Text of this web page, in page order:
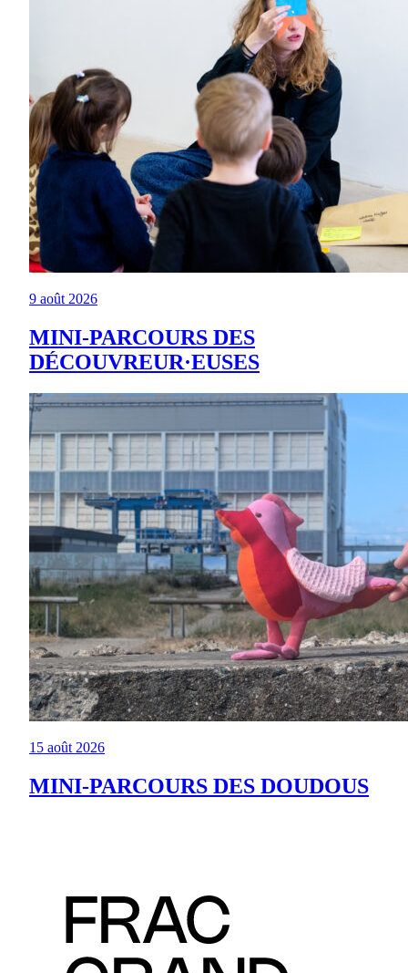
9 août 2026
MINI-PARCOURS DES
DÉCOUVREUR·EUSES
15 août 2026
MINI-PARCOURS DES DOUDOUS